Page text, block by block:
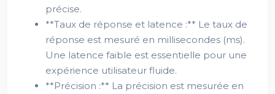
précise.
**Taux de réponse et latence :** Le taux de
réponse est mesuré en millisecondes (ms).
Une latence faible est essentielle pour une
expérience utilisateur fluide.
**Précision :** La précision est mesurée en